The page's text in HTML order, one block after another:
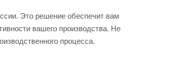
Это решение обеспечит вам
вашего производства. Не
процесса.